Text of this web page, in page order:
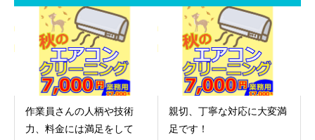
作業員さんの人柄や技術
力、料金には満足をして
親切、丁寧な対応に大変満
足です！